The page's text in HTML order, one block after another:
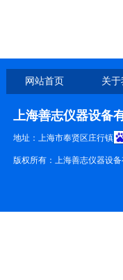
网站首页 关
上海善志仪器设备
地址：上海市奉贤区庄行镇
版权所有：上海善志仪器设